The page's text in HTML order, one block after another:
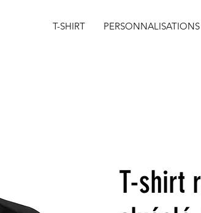
T-SHIRT PERSONNALISATIONS
T-shirt